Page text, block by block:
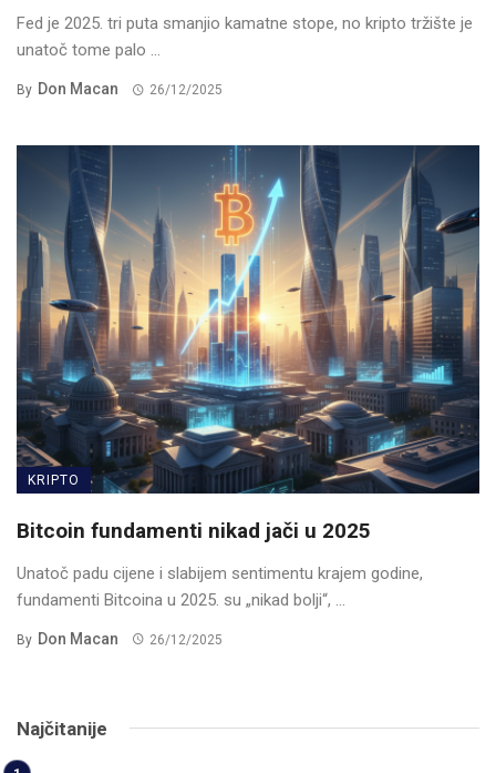
Fed je 2025. tri puta smanjio kamatne stope, no kripto tržište je
unatoč tome palo ...
By Don Macan 26/12/2025
KRIPTO
Bitcoin fundamenti nikad jači u 2025
Unatoč padu cijene i slabijem sentimentu krajem godine,
fundamenti Bitcoina u 2025. su „nikad bolji“, ...
By Don Macan 26/12/2025
Najčitanije